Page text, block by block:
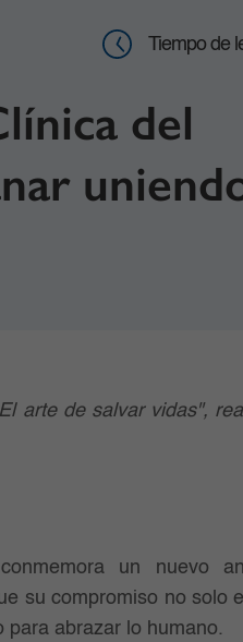
Tiempo de
del
arte de salvar vidas",
un nuevo
su compromiso no solo
para abrazar lo humano.